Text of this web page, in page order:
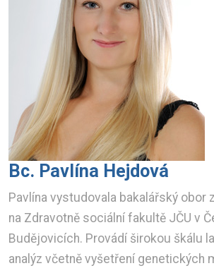
Bc. Pavlína Hejdová
Pavlína vystudovala bakalářský obor
na Zdravotně sociální fakultě JČU v
Budějovicích. Provádí širokou škálu
analýz včetně vyšetření genetických